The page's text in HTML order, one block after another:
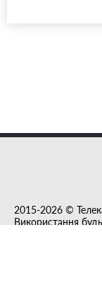
2015-2026 ©
Використання